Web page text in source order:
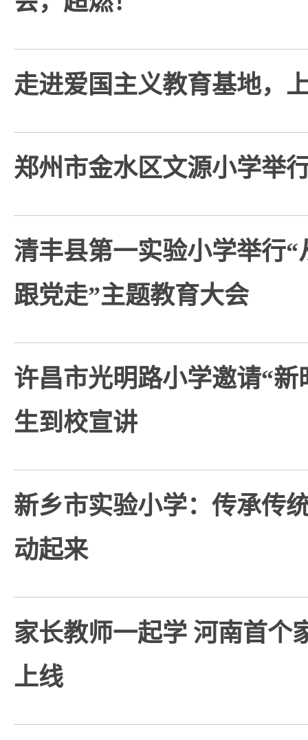
走进爱国主义教育基地，
郑州市金水区文源小学举
清丰县第一实验小学举行
跟党走”主题教育大会
许昌市光明路小学邀请“新
生到校宣讲
新乡市实验小学：传承传
动起来
家长教师一起学 河南首个
上线